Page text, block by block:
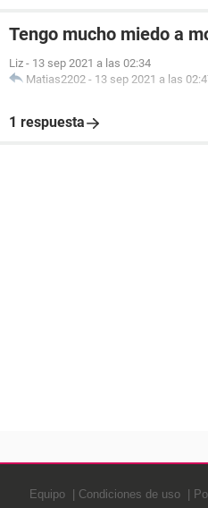
Tengo mucho miedo a
Liz - 13 sep 2021 a las 02:34
Matias2202 - 13 sep 2021 a las
1 respuesta
Equipo Condiciones de uso